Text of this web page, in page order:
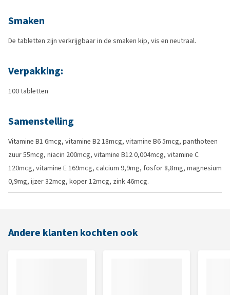
Smaken
De tabletten zijn verkrijgbaar in de smaken kip, vis en neutraal.
Verpakking:
100 tabletten
Samenstelling
Vitamine B1 6mcg, vitamine B2 18mcg, vitamine B6 5mcg, panthoteen
zuur 55mcg, niacin 200mcg, vitamine B12 0,004mcg, vitamine C
120mcg, vitamine E 169mcg, calcium 9,9mg, fosfor 8,8mg, magnesium
0,9mg, ijzer 32mcg, koper 12mcg, zink 46mcg.
Andere klanten kochten ook